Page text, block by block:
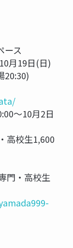
ース
月19日(日)
20:30)
〜10月2日
高校生1,600
門・高校生